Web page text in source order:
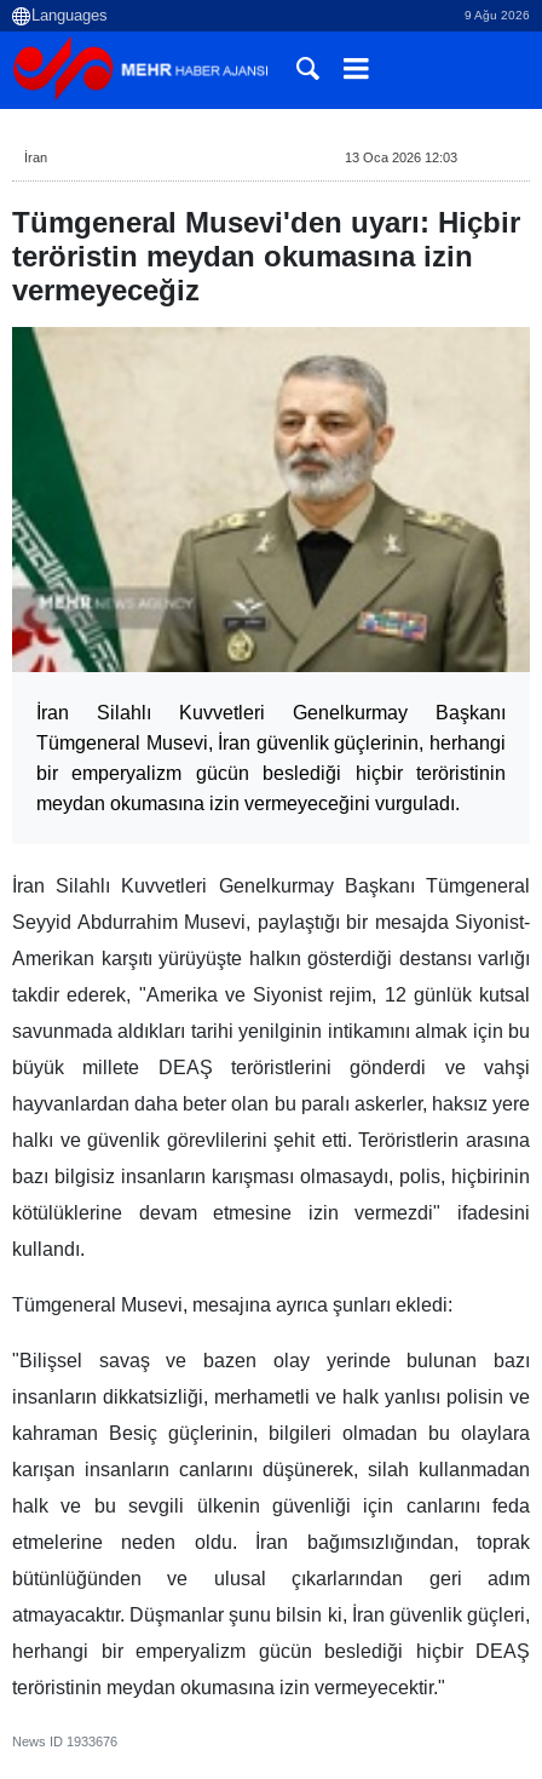
9 Ağu 2026
İran 13 Oca 2026 12:03
Tümgeneral Musevi'den uyarı: Hiçbir
teröristin meydan okumasına izin
vermeyeceğiz
İran Silahlı Kuvvetleri Genelkurmay Başkanı
Tümgeneral Musevi, İran güvenlik güçlerinin, herhangi
bir emperyalizm gücün beslediği hiçbir teröristinin
meydan okumasına izin vermeyeceğini vurguladı.
İran Silahlı Kuvvetleri Genelkurmay Başkanı Tümgeneral
Seyyid Abdurrahim Musevi, paylaştığı bir mesajda Siyonist-
Amerikan karşıtı yürüyüşte halkın gösterdiği destansı varlığı
takdir ederek, "Amerika ve Siyonist rejim, 12 günlük kutsal
savunmada aldıkları tarihi yenilginin intikamını almak için bu
büyük millete DEAŞ teröristlerini gönderdi ve vahşi
hayvanlardan daha beter olan bu paralı askerler, haksız yere
halkı ve güvenlik görevlilerini şehit etti. Teröristlerin arasına
bazı bilgisiz insanların karışması olmasaydı, polis, hiçbirinin
kötülüklerine devam etmesine izin vermezdi" ifadesini
kullandı.
Tümgeneral Musevi, mesajına ​​ayrıca şunları ekledi:
"Bilişsel savaş ve bazen olay yerinde bulunan bazı
insanların dikkatsizliği, merhametli ve halk yanlısı polisin ve
kahraman Besiç güçlerinin, bilgileri olmadan bu olaylara
karışan insanların canlarını düşünerek, silah kullanmadan
halk ve bu sevgili ülkenin güvenliği için canlarını feda
etmelerine neden oldu. İran bağımsızlığından, toprak
bütünlüğünden ve ulusal çıkarlarından geri adım
atmayacaktır. Düşmanlar şunu bilsin ki, İran güvenlik güçleri,
herhangi bir emperyalizm gücün beslediği hiçbir DEAŞ
teröristinin meydan okumasına izin vermeyecektir."
News ID 1933676